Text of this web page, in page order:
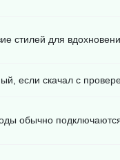
стилей для
если скачал с
обычно